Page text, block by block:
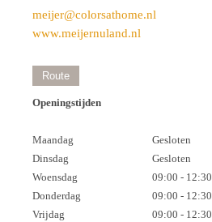
meijer@colorsathome.nl
www.meijernuland.nl
Route
Openingstijden
Maandag
Gesloten
Dinsdag
Gesloten
Woensdag
09:00 - 12:30
Donderdag
09:00 - 12:30
Vrijdag
09:00 - 12:30